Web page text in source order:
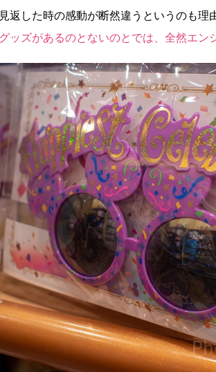
返した時の感動が断然違うというのも理
ッズがあるのとないのとでは、全然エン